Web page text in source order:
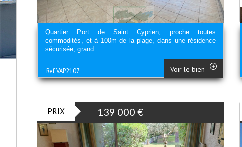
Quartier Port de Saint Cyprien, proche toutes
commodités, et à 100m de la plage, dans une résidence
sécurisée, grand...
Ref VAP2107 Voir le bien
PRIX 139 000 €